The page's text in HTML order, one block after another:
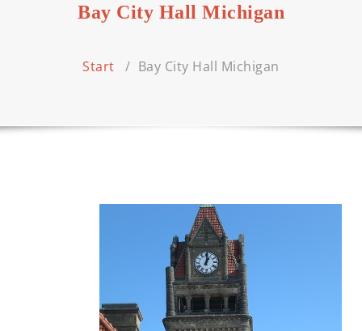
Bay City Hall Michigan
Start / Bay City Hall Michigan